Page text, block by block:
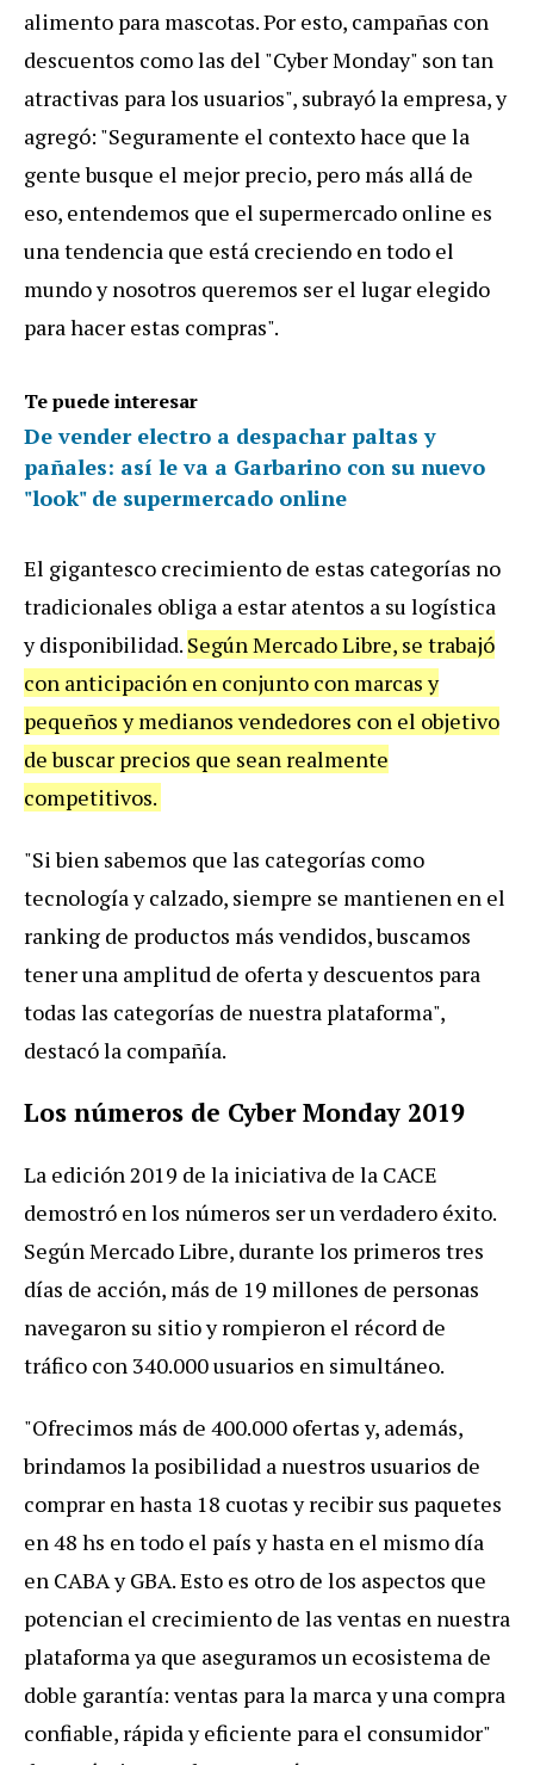
alimento para mascotas. Por esto, campañas con
descuentos como las del "Cyber Monday" son tan
atractivas para los usuarios", subrayó la empresa, y
agregó: "Seguramente el contexto hace que la
gente busque el mejor precio, pero más allá de
eso, entendemos que el supermercado online es
una tendencia que está creciendo en todo el
mundo y nosotros queremos ser el lugar elegido
para hacer estas compras".
Te puede interesar
De vender electro a despachar paltas y
pañales: así le va a Garbarino con su nuevo
"look" de supermercado online
El gigantesco crecimiento de estas categorías no
tradicionales obliga a estar atentos a su logística
y disponibilidad. Según Mercado Libre, se trabajó
con anticipación en conjunto con marcas y
pequeños y medianos vendedores con el objetivo
de buscar precios que sean realmente
competitivos.
"Si bien sabemos que las categorías como
tecnología y calzado, siempre se mantienen en el
ranking de productos más vendidos, buscamos
tener una amplitud de oferta y descuentos para
todas las categorías de nuestra plataforma",
destacó la compañía.
Los números de Cyber Monday 2019
La edición 2019 de la iniciativa de la CACE
demostró en los números ser un verdadero éxito.
Según Mercado Libre, durante los primeros tres
días de acción, más de 19 millones de personas
navegaron su sitio y rompieron el récord de
tráfico con 340.000 usuarios en simultáneo.
"Ofrecimos más de 400.000 ofertas y, además,
brindamos la posibilidad a nuestros usuarios de
comprar en hasta 18 cuotas y recibir sus paquetes
en 48 hs en todo el país y hasta en el mismo día
en CABA y GBA. Esto es otro de los aspectos que
potencian el crecimiento de las ventas en nuestra
plataforma ya que aseguramos un ecosistema de
doble garantía: ventas para la marca y una compra
confiable, rápida y eficiente para el consumidor"